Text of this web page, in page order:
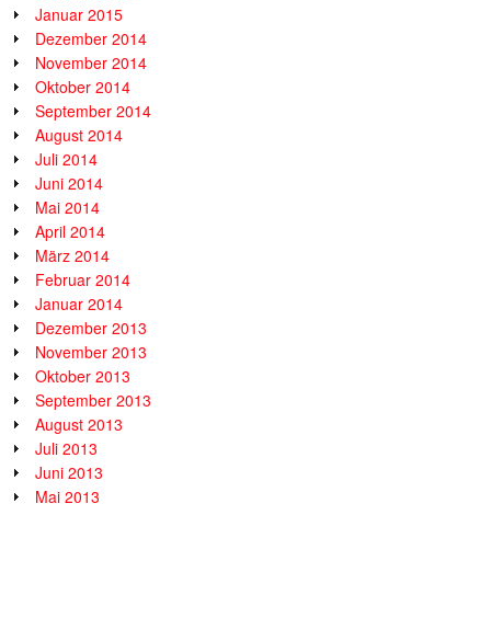
Januar 2015
Dezember 2014
November 2014
Oktober 2014
September 2014
August 2014
Juli 2014
Juni 2014
Mai 2014
April 2014
März 2014
Februar 2014
Januar 2014
Dezember 2013
November 2013
Oktober 2013
September 2013
August 2013
Juli 2013
Juni 2013
Mai 2013